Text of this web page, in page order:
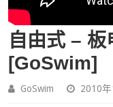
自由式 –
[GoSwim]
GoSwim 2010